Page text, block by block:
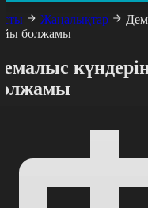
Жаңалықтар
болжамы